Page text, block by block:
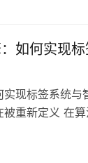
如何实现
现标签系统
重新定义 在